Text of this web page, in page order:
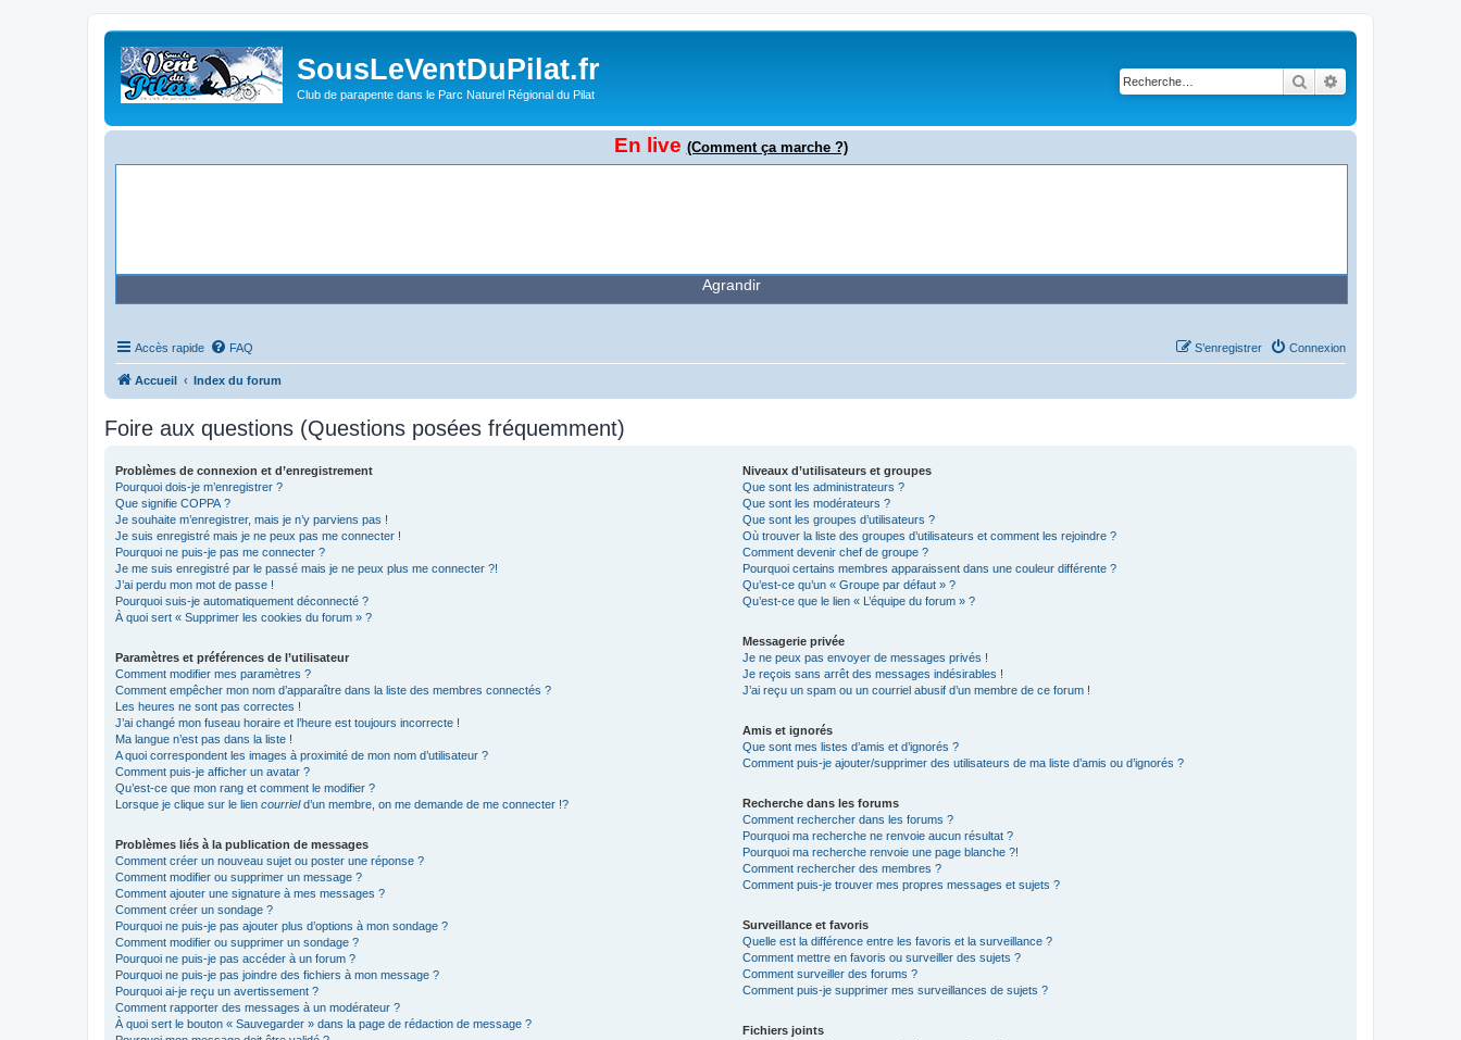
SousLeVentDuPilat.fr
Club de parapente dans le Parc Naturel Régional du Pilat
Rechercher
En live (Comment ça marche ?)
Agrandir
Accès rapide FAQ Connexion
S’enregistrer
Accueil Index du forum
Foire aux questions (Questions posées fréquemment)
Problèmes de connexion et d’enregistrement
Pourquoi dois-je m’enregistrer ?
Que signifie COPPA ?
Je souhaite m’enregistrer, mais je n’y parviens pas !
Je suis enregistré mais je ne peux pas me connecter !
Pourquoi ne puis-je pas me connecter ?
Je me suis enregistré par le passé mais je ne peux plus me connecter ?!
J’ai perdu mon mot de passe !
Pourquoi suis-je automatiquement déconnecté ?
À quoi sert « Supprimer les cookies du forum » ?
Paramètres et préférences de l’utilisateur
Comment modifier mes paramètres ?
Comment empêcher mon nom d’apparaître dans la liste des membres connectés ?
Les heures ne sont pas correctes !
J’ai changé mon fuseau horaire et l’heure est toujours incorrecte !
Ma langue n’est pas dans la liste !
A quoi correspondent les images à proximité de mon nom d’utilisateur ?
Comment puis-je afficher un avatar ?
Qu’est-ce que mon rang et comment le modifier ?
Lorsque je clique sur le lien courrield’un membre, on me demande de me connecter !?
Problèmes liés à la publication de messages
Comment créer un nouveau sujet ou poster une réponse ?
Comment modifier ou supprimer un message ?
Comment ajouter une signature à mes messages ?
Comment créer un sondage ?
Pourquoi ne puis-je pas ajouter plus d’options à mon sondage ?
Comment modifier ou supprimer un sondage ?
Pourquoi ne puis-je pas accéder à un forum ?
Pourquoi ne puis-je pas joindre des fichiers à mon message ?
Pourquoi ai-je reçu un avertissement ?
Comment rapporter des messages à un modérateur ?
À quoi sert le bouton « Sauvegarder » dans la page de rédaction de message ?
Niveaux d’utilisateurs et groupes
Que sont les administrateurs ?
Que sont les modérateurs ?
Que sont les groupes d’utilisateurs ?
Où trouver la liste des groupes d’utilisateurs et comment les rejoindre ?
Comment devenir chef de groupe ?
Pourquoi certains membres apparaissent dans une couleur différente ?
Qu’est-ce qu’un « Groupe par défaut » ?
Qu’est-ce que le lien « L’équipe du forum » ?
Messagerie privée
Je ne peux pas envoyer de messages privés !
Je reçois sans arrêt des messages indésirables !
J’ai reçu un spam ou un courriel abusif d’un membre de ce forum !
Amis et ignorés
Que sont mes listes d’amis et d’ignorés ?
Comment puis-je ajouter/supprimer des utilisateurs de ma liste d’amis ou d’ignorés ?
Recherche dans les forums
Comment rechercher dans les forums ?
Pourquoi ma recherche ne renvoie aucun résultat ?
Pourquoi ma recherche renvoie une page blanche ?!
Comment rechercher des membres ?
Comment puis-je trouver mes propres messages et sujets ?
Surveillance et favoris
Quelle est la différence entre les favoris et la surveillance ?
Comment mettre en favoris ou surveiller des sujets ?
Comment surveiller des forums ?
Comment puis-je supprimer mes surveillances de sujets ?
Fichiers joints